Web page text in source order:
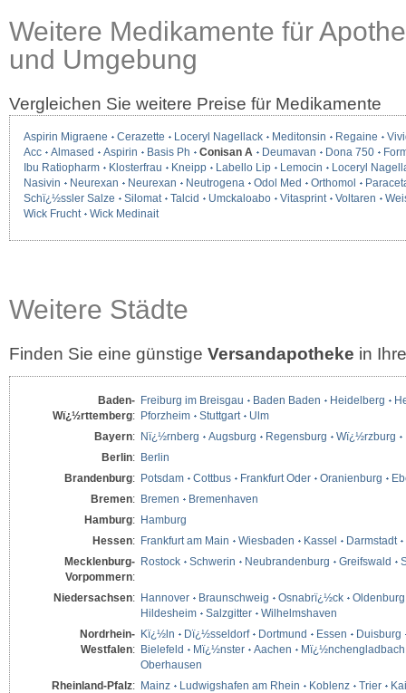
Weitere Medikamente für
und Umgebung
Vergleichen Sie weitere Preise für Medikamente
Aspirin Migraene Cerazette Loceryl Nagellack Meditonsin Regaine
Acc
Almased Aspirin Basis Ph Conisan A Deumavan Dona 750
Ibu Ratiopharm
Klosterfrau Kneipp Labello Lip Lemocin
Loceryl
Nasivin
Neurexan Neurexan Neutrogena Odol Med Orthomol
Schï¿½ssler Salze
Silomat Talcid Umckaloabo Vitasprint Voltaren
Wick Frucht
Wick Medinait
Weitere Städte
Finden Sie eine günstige Versandapotheke in
Baden-
Wï¿½rttemberg:
Freiburg im Breisgau Baden Baden Heidelberg
Pforzheim
Stuttgart
Ulm
Bayern: Nï¿½rnberg Augsburg Regensburg Wï¿½rzburg
Berlin: Berlin
Brandenburg: Potsdam Cottbus Frankfurt Oder Oranienburg
Bremen: Bremen
Bremenhaven
Hamburg: Hamburg
Hessen: Frankfurt am Main Wiesbaden Kassel
Darmstadt
Mecklenburg-
Vorpommern:
Rostock Schwerin Neubrandenburg Greifswald
Niedersachsen: Hannover Braunschweig Osnabrï¿½ck
Oldenburg
Hildesheim
Salzgitter
Wilhelmshaven
Nordrhein-
Westfalen:
Kï¿½ln Dï¿½sseldorf Dortmund Essen
Duisburg
Bielefeld
Mï¿½nster Aachen
Mï¿½nchengladbach
Oberhausen
Rheinland-Pfalz: Mainz Ludwigshafen am Rhein Koblenz Trier